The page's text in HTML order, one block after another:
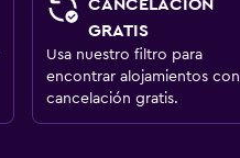
CANCELACIÓN
GRATIS
Usa nuestro filtro para
encontrar alojamientos con
cancelación gratis.